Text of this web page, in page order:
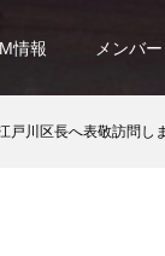
情報 メンバー
戸川区長へ表敬訪問し